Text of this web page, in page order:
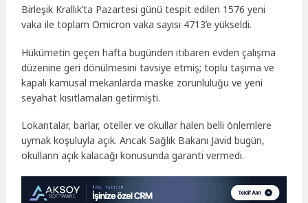
Birleşik Krallık’ta Pazartesi günü tespit edilen 1576 yeni
vaka ile toplam Omicron vaka sayısı 4713’e yükseldi.
Hükümetin geçen hafta bugünden itibaren evden çalışma
düzenine geri dönülmesini tavsiye etmiş; toplu taşıma ve
kapalı kamusal mekanlarda maske zorunluluğu ve yeni
seyahat kısıtlamaları getirmişti.
Lokantalar, barlar, oteller ve okullar halen belli önlemlere
uymak koşuluyla açık. Ancak Sağlık Bakanı Javid bugün,
okulların açık kalacağı konusunda garanti vermedi.